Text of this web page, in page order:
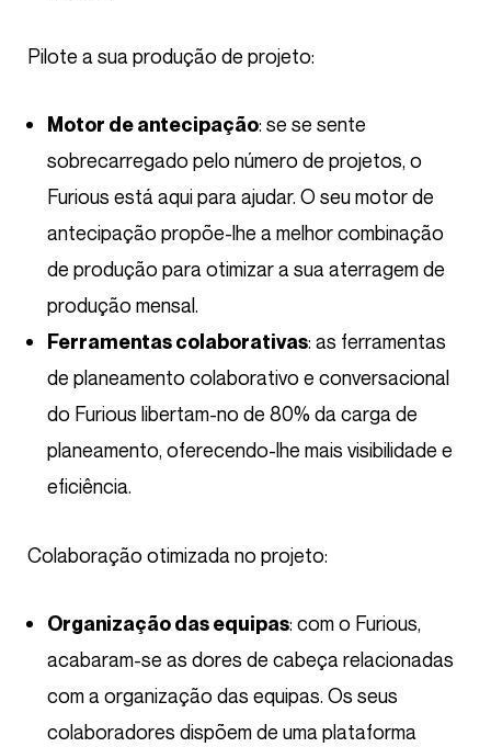
Pilote a sua produção de projeto:
Motor de antecipação: se se sente
sobrecarregado pelo número de projetos, o
Furious está aqui para ajudar. O seu motor de
antecipação propõe-lhe a melhor combinação
de produção para otimizar a sua aterragem de
produção mensal.
Ferramentas colaborativas: as ferramentas
de planeamento colaborativo e conversacional
do Furious libertam-no de 80% da carga de
planeamento, oferecendo-lhe mais visibilidade e
eficiência.
Colaboração otimizada no projeto:
Organização das equipas: com o Furious,
acabaram-se as dores de cabeça relacionadas
com a organização das equipas. Os seus
colaboradores dispõem de uma plataforma